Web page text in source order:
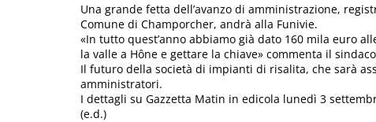
Una grande fetta dell’avanzo di amministrazione,
Comune di Champorcher, andrà alla Funivie.
«In tutto quest’anno abbiamo già dato 160 mila euro
la valle a Hône e gettare la chiave» commenta il
Il futuro della società di impianti di risalita, che sarà
amministratori.
I dettagli su Gazzetta Matin in edicola lunedì 3
(e.d.)